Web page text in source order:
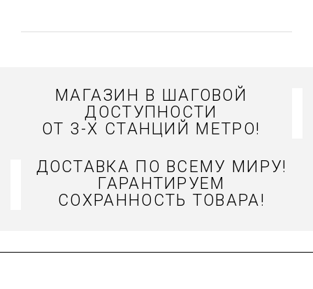
МАГАЗИН В ШАГОВОЙ
ДОСТУПНОСТИ
ОТ 3-Х СТАНЦИЙ МЕТРО!
ДОСТАВКА ПО ВСЕМУ МИРУ!
ГАРАНТИРУЕМ
СОХРАННОСТЬ ТОВАРА!